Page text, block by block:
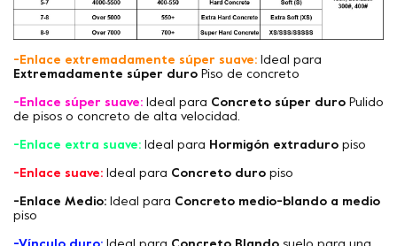
-Enlace extremadamente súper suave: Ideal para
Extremadamente súper duro Piso de concreto
-Enlace súper suave: Ideal para Concreto súper duro Pulido
de pisos o concreto de alta velocidad.
-Enlace extra suave: Ideal para Hormigón extraduro piso
-Enlace suave: Ideal para Concreto duro piso
-Enlace Medio: Ideal para Concreto medio-blando a medio
piso